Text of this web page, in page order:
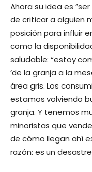
Ahora su idea es
de criticar a alguien
posición para influir
como la
saludable: “estoy
‘de la granja a la
área gris. Los
estamos volviendo
granja. Y tenemos
minoristas que
de cómo llegan ahí
razón: es un